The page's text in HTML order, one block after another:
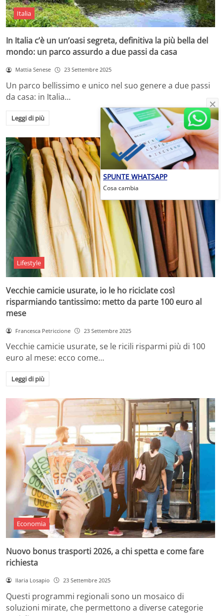
Italia
In Italia c’è un un’oasi segreta, definitiva la più bella del
mondo: un parco assurdo a due passi da casa
Mattia Senese 23 Settembre 2025
Un parco bellissimo e unico nel suo genere a due passi
da casa: in Italia…
Leggi di più
Lifestyle
Vecchie camicie usurate, io le ho riciclate così
risparmiando tantissimo: metto da parte 100 euro al
mese
Francesca Petriccione 23 Settembre 2025
Vecchie camicie usurate, se le ricili risparmi più di 100
euro al mese: ecco come…
Leggi di più
Economia
Nuovo bonus trasporti 2026, a chi spetta e come fare
richiesta
Ilaria Losapio 23 Settembre 2025
Questi programmi regionali sono un mosaico di
soluzioni mirate, che permettono a diverse categorie
SPUNTE WHATSAPP
Cosa cambia